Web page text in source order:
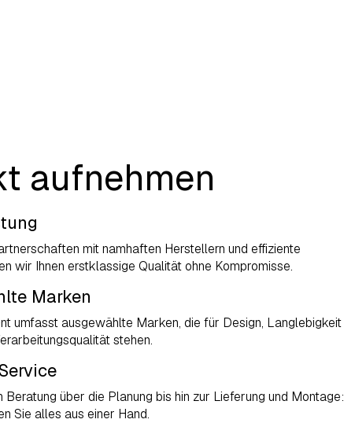
aufnehmen
mit namhaften Herstellern und effiziente
wir Ihnen erstklassige Qualität ohne Kompromisse.
Marken
umfasst ausgewählte Marken, die für Design, Langlebigkeit
stehen.
Beratung über die Planung bis hin zur Lieferung und Montage:
Sie alles aus einer Hand.